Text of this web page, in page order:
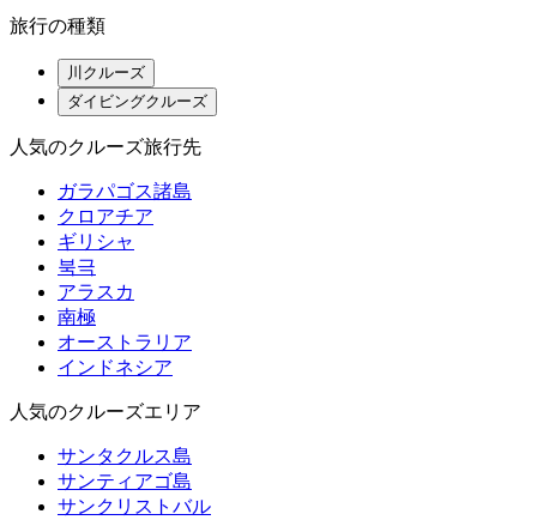
旅行の種類
川クルーズ
ダイビングクルーズ
人気のクルーズ旅行先
ガラパゴス諸島
クロアチア
ギリシャ
북극
アラスカ
南極
オーストラリア
インドネシア
人気のクルーズエリア
サンタクルス島
サンティアゴ島
サンクリストバル